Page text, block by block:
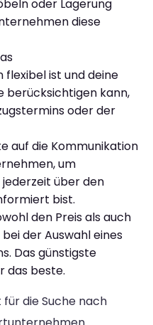
oder Lagerung
diese
ist und deine
berücksichtigen kann,
oder der
auf die Kommunikation
um
jederzeit über den
bist.
den Preis als auch
der Auswahl eines
Das günstigste
das beste.
für die Suche nach